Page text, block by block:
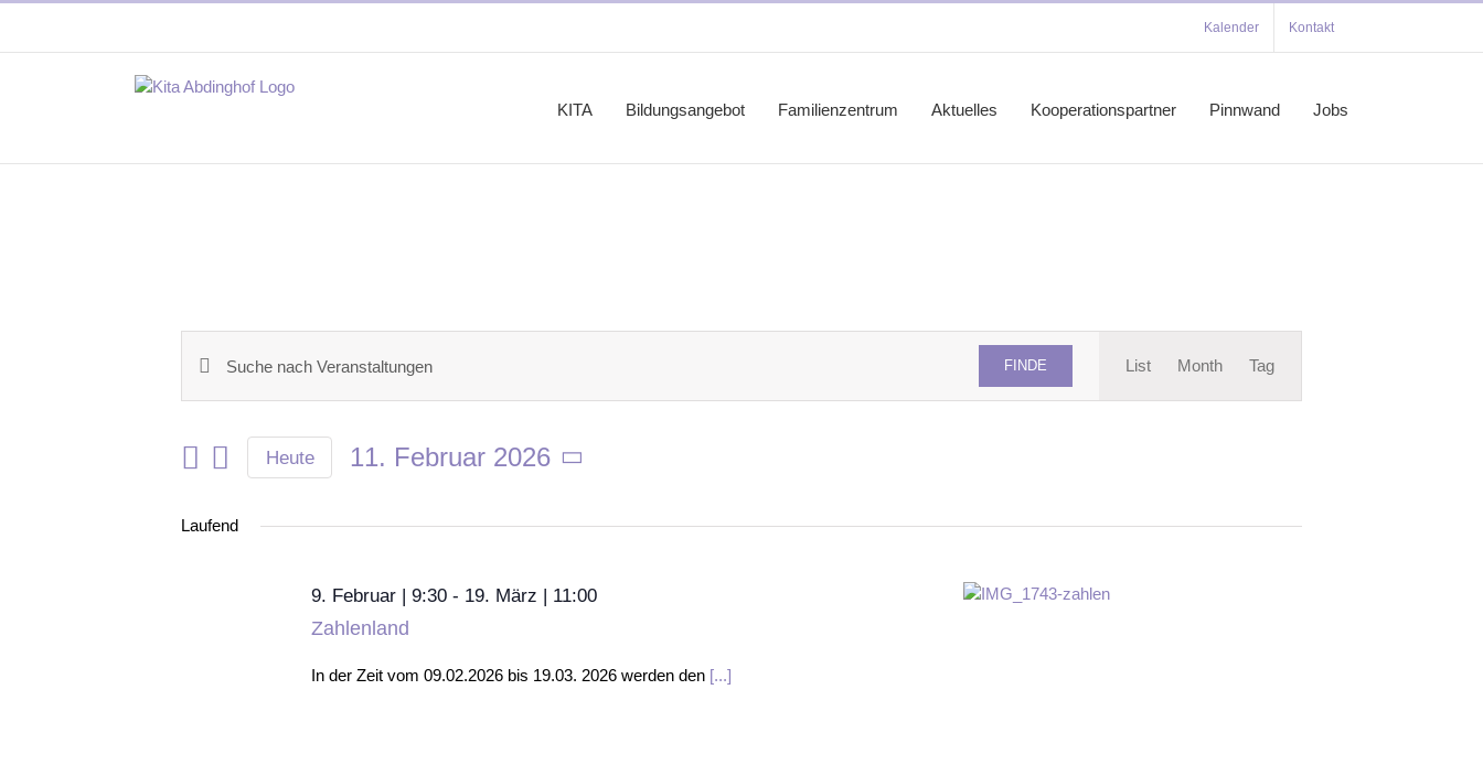
springen
Kalender Kontakt
KITA Bildungsangebot Familienzentrum Aktuelles Kooperationspartner Pinnwand Jobs
und
Bitte
eingeben.
Veranstaltungen
FINDE
Ansichten-
List Month Tag
Heute
11. Februar 2026
Laufend
9. Februar | 9:30 - 19. März | 11:00
Zahlenland
In der Zeit vom 09.02.2026 bis 19.03. 2026 werden den [...]